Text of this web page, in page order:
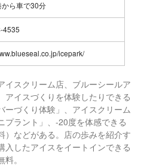
ら車で30分
4535
icepark/
イスクリーム店、ブルーシールア
アイスづくりを体験したりできる
ーづくり体験」、アイスクリーム
プラント」、-20度を体感できる
）などがある。店の歩みを紹介す
入したアイスをイートインできる
。